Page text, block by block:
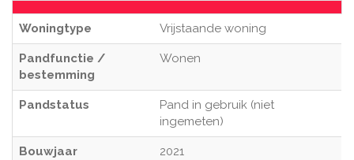
Woningtype Vrijstaande woning
Pandfunctie /
bestemming
Wonen
Pandstatus
Pand in gebruik (niet
ingemeten)
Bouwjaar 2021